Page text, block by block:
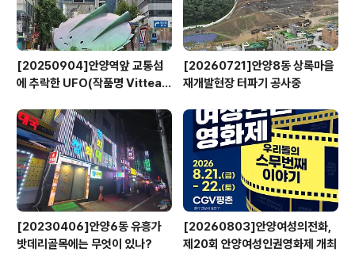
[20250904]안양역앞 교통섬
에 추락한 UFO(작품명 Vitteau
[20260721]안양8동 상록마을
재개발현장 터파기 공사중
[20230406]안양6동 유흥가
밧데리골목에는 무엇이 있나?
[20260803]안양여성의전화,
제20회 안양여성인권영화제 개최